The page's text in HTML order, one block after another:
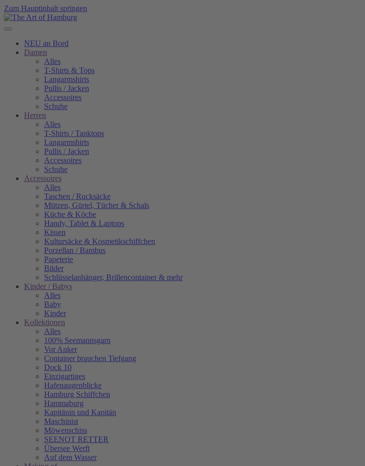
Zum Hauptinhalt springen
NEU an Bord
Damen
Alles
T-Shirts & Tops
Langarmshirts
Pullis / Jacken
Accessoires
Schuhe
Herren
Alles
T-Shirts / Tanktops
Langarmshirts
Pullis / Jacken
Accessoires
Schuhe
Accessoires
Alles
Taschen / Rucksäcke
Mützen, Gürtel, Tücher & Schals
Küche & Köche
Handy, Tablet & Laptops
Kissen
Kultursäcke & Kosmetikschiffchen
Porzellan / Bambus
Papeterie
Bilder
Schlüsselanhänger, Brillencontainer & mehr
Kinder / Babys
Alles
Baby
Kinder
Kollektionen
Alles
100% Seemannsgarn
Vor Anker
Container brauchen Tiefgang
Dock 10
Einzigartiges
Hafenaugen­blicke
Hamburg Schiffchen
Hammaburg
Kapitänin und Kapitän
Maschinist
Möwenschiss
SEENOT RETTER
Übersee Werft
Auf dem Wasser